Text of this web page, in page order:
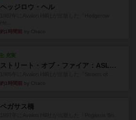
ヘッジロウ・ヘル
約1時間前
充実
ストリート・オブ・ファイア：ASLデラックスモジュール1
約1時間前
ペガサス橋